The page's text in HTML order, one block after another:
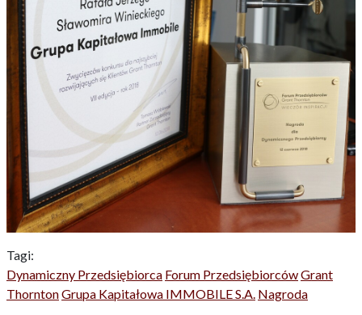
Tagi:
Dynamiczny Przedsiębiorca Forum PrzedsiębiorcówGrant
ThorntonGrupa Kapitałowa IMMOBILE S.A. Nagroda